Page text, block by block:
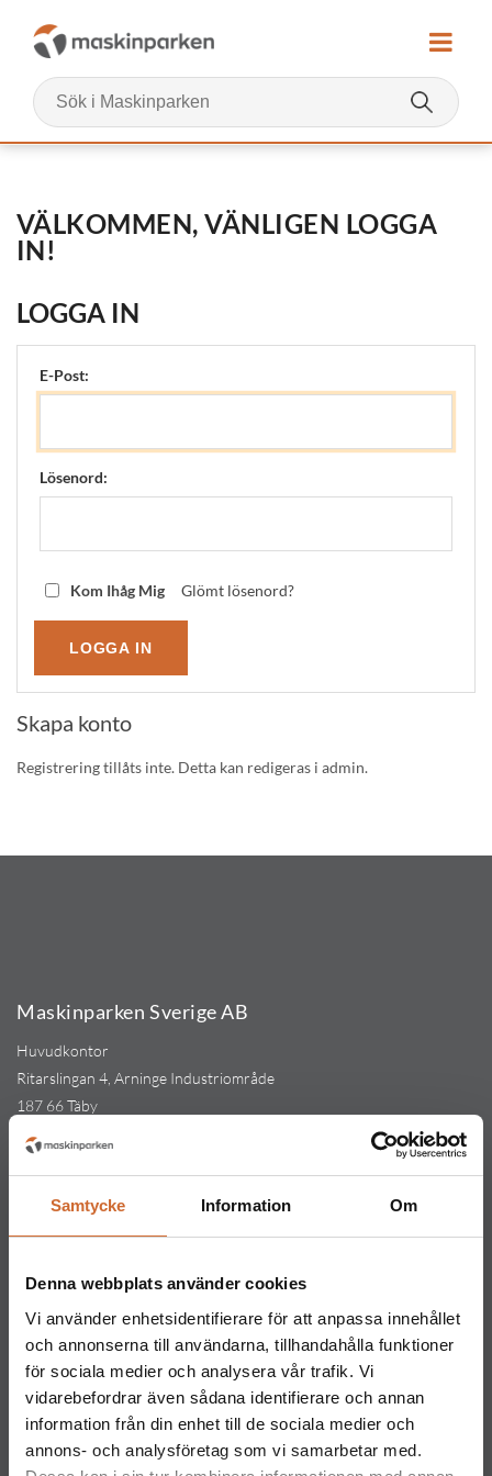
Samtycke Information Om
Denna webbplats använder cookies
Vi använder enhetsidentifierare för att anpassa innehållet
och annonserna till användarna, tillhandahålla funktioner
för sociala medier och analysera vår trafik. Vi
vidarebefordrar även sådana identifierare och annan
information från din enhet till de sociala medier och
annons- och analysföretag som vi samarbetar med.
VÄLKOMMEN, VÄNLIGEN LOGGA
IN!
LOGGA IN
E-Post:
Lösenord:
Kom Ihåg Mig Glömt lösenord?
Skapa konto
Registrering tillåts inte. Detta kan redigeras i admin.
Maskinparken Sverige AB
Huvudkontor
Ritarslingan 4, Arninge Industriområde
187 66 Täby
Tel:
Orgnr: 559217-5763
Kontakt
Maskinparken Stockholm
stockholm@maskinparken.se
Maskinparken Göteborg
031-711 30 10
goteborg@maskinparken.se
Maskinparken Malmö
040-40 40 20